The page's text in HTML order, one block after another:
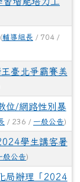
(輔導組長 / 704 /
臺北爭霸賽美
位/網路性別暴
/ 236 / 一般公告)
學生講客暑
般公告)
局辦理「2024